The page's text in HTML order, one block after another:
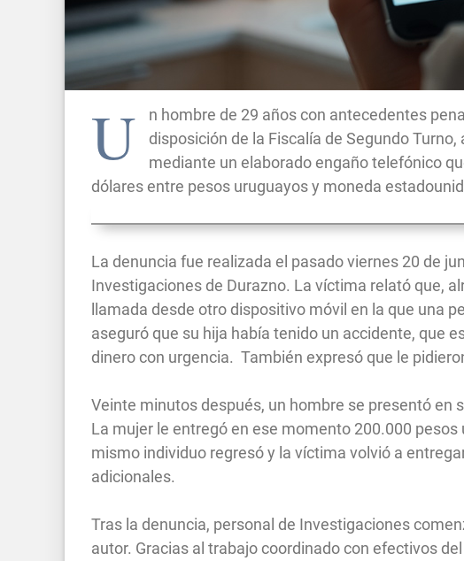
U
n hombre de 29 años con antecedentes
disposición de la Fiscalía de Segundo
mediante un elaborado engaño telefónico
dólares entre pesos uruguayos y moneda
La denuncia fue realizada el pasado viernes 20 de
Investigaciones de Durazno. La víctima relató que,
llamada desde otro dispositivo móvil en la que una
aseguró que su hija había tenido un accidente, que
dinero con urgencia. También expresó que le
Veinte minutos después, un hombre se presentó en
La mujer le entregó en ese momento 200.000
mismo individuo regresó y la víctima volvió a
adicionales.
Tras la denuncia, personal de Investigaciones
autor. Gracias al trabajo coordinado con efectivos